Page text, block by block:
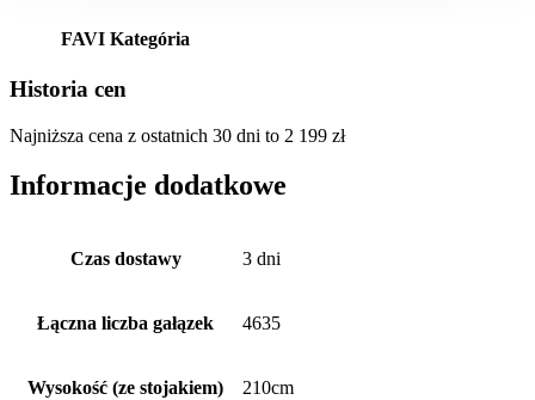
FAVI Kategória
Historia cen
Najniższa cena z ostatnich 30 dni to 2 199 zł
Informacje dodatkowe
Czas dostawy 3 dni
Łączna liczba gałązek 4635
Wysokość (ze stojakiem) 210cm